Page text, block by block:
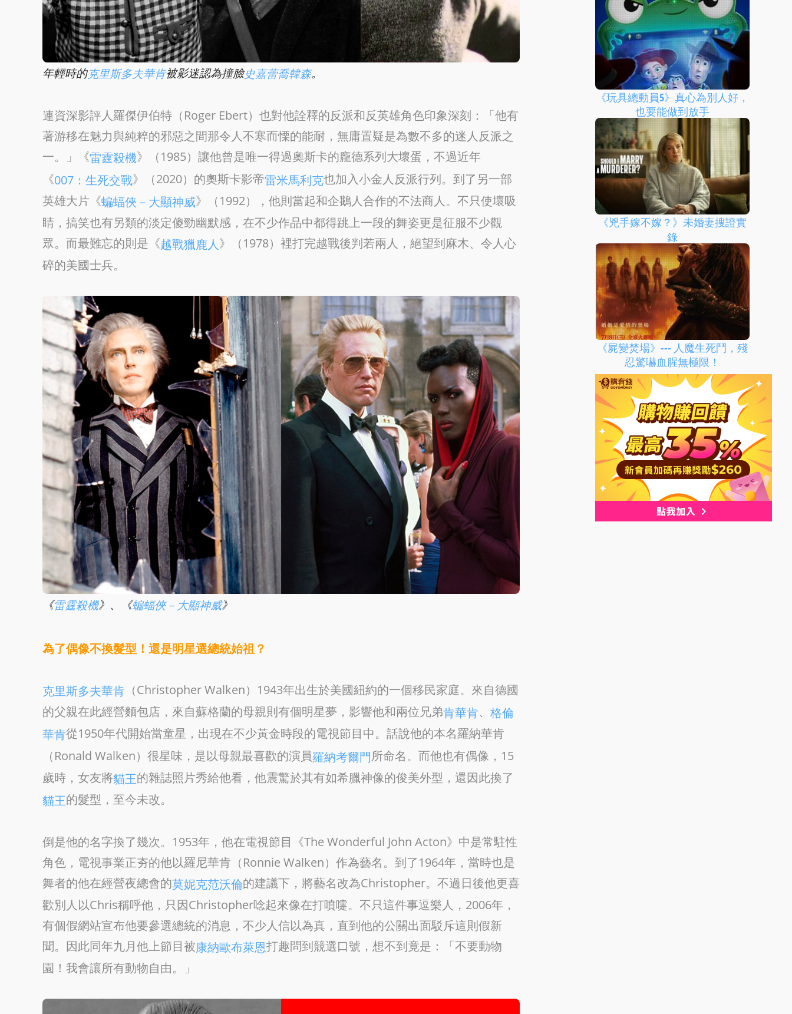
年輕時的克里斯多夫華肯被影迷認為撞臉史嘉蕾喬韓森。
連資深影評人羅傑伊伯特（Roger Ebert）也對他詮釋的反派和反英雄角色印象深刻：「他有
著游移在魅力與純粹的邪惡之間那令人不寒而慄的能耐，無庸置疑是為數不多的迷人反派之
一。」《雷霆殺機》（1985）讓他曾是唯一得過奧斯卡的龐德系列大壞蛋，不過近年
《007：生死交戰》（2020）的奧斯卡影帝雷米馬利克也加入小金人反派行列。到了另一部
英雄大片《蝙蝠俠－大顯神威》（1992），他則當起和企鵝人合作的不法商人。不只使壞吸
睛，搞笑也有另類的淡定傻勁幽默感，在不少作品中都得跳上一段的舞姿更是征服不少觀
眾。而最難忘的則是《越戰獵鹿人》（1978）裡打完越戰後判若兩人，絕望到麻木、令人心
碎的美國士兵。
《雷霆殺機》、《蝙蝠俠－大顯神威》
為了偶像不換髮型！還是明星選總統始祖？
克里斯多夫華肯 （Christopher Walken）1943年出生於美國紐約的一個移民家庭。來自德國
的父親在此經營麵包店，來自蘇格蘭的母親則有個明星夢，影響他和兩位兄弟肯華肯、 格倫
華肯從1950年代開始當童星，出現在不少黃金時段的電視節目中。話說他的本名羅納華肯
（Ronald Walken）很星味，是以母親最喜歡的演員羅納考爾門所命名。而他也有偶像，15
歲時，女友將貓王的雜誌照片秀給他看，他震驚於其有如希臘神像的俊美外型，還因此換了
貓王的髮型，至今未改。
倒是他的名字換了幾次。1953年，他在電視節目《The Wonderful John Acton》中是常駐性
角色，電視事業正夯的他以羅尼華肯（Ronnie Walken）作為藝名。到了1964年，當時也是
舞者的他在經營夜總會的莫妮克范沃倫的建議下，將藝名改為Christopher。不過日後他更喜
歡別人以Chris稱呼他，只因Christopher唸起來像在打噴嚏。不只這件事逗樂人，2006年，
有個假網站宣布他要參選總統的消息，不少人信以為真，直到他的公關出面駁斥這則假新
聞。因此同年九月他上節目被康納歐布萊恩打趣問到競選口號，想不到竟是：「不要動物
園！我會讓所有動物自由。」
《玩具總動員5》真心為別人好，
也要能做到放手
《兇手嫁不嫁？》未婚妻搜證實
錄
《屍變焚場》--- 人魔生死鬥，殘
忍驚嚇血腥無極限！